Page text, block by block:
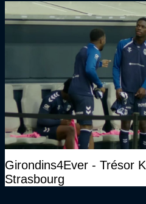
Girondins4Ever - Trésor
Strasbourg